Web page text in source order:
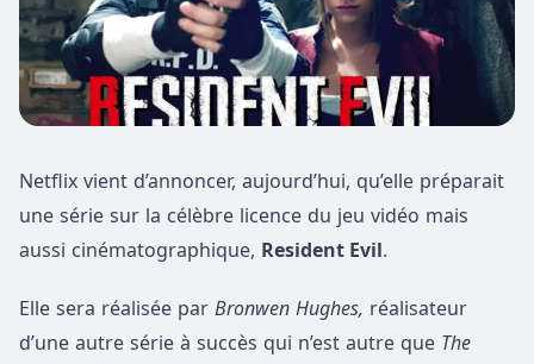
Netflix vient d’annoncer, aujourd’hui, qu’elle préparait
une série sur la célèbre licence du jeu vidéo mais
aussi cinématographique, Resident Evil.
Elle sera réalisée par Bronwen Hughes, réalisateur
d’une autre série à succès qui n’est autre que The